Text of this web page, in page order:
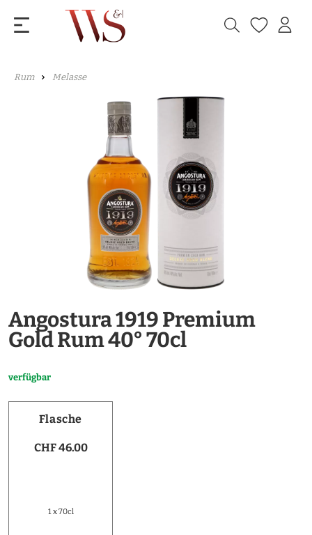
Rum Melasse
Angostura 1919 Premium
Gold Rum 40° 70cl
verfügbar
Flasche
CHF 46.00
1 x 70cl